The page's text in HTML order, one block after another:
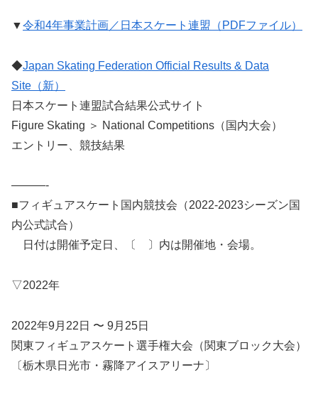
▼令和4年事業計画／日本スケート連盟（PDFファイル）
◆Japan Skating Federation Official Results & Data
Site（新）
日本スケート連盟試合結果公式サイト
Figure Skating ＞ National Competitions（国内大会）
エントリー、競技結果
———-
■フィギュアスケート国内競技会（2022-2023シーズン国
内公式試合）
日付は開催予定日、〔 〕内は開催地・会場。
▽2022年
2022年9月22日 〜 9月25日
関東フィギュアスケート選手権大会（関東ブロック大会）
〔栃木県日光市・霧降アイスアリーナ〕